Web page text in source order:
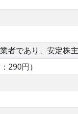
者であり、安定株
290円）